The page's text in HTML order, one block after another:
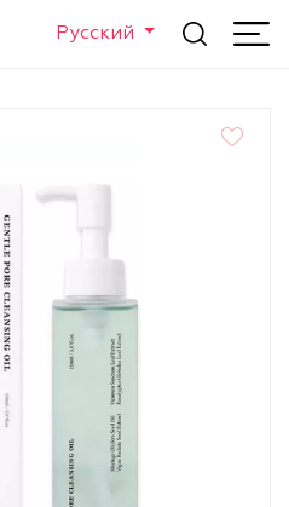
Русский